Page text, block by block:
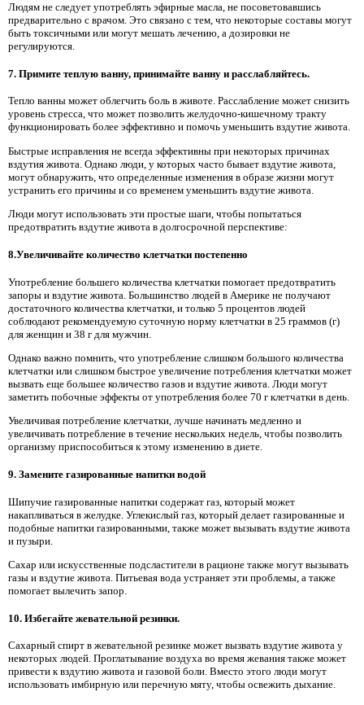
Людям не следует употреблять эфирные масла, не посоветовавшись
предварительно с врачом. Это связано с тем, что некоторые составы могут
быть токсичными или могут мешать лечению, а дозировки не
регулируются.
7. Примите теплую ванну, принимайте ванну и расслабляйтесь.
Тепло ванны может облегчить боль в животе. Расслабление может снизить
уровень стресса, что может позволить желудочно-кишечному тракту
функционировать более эффективно и помочь уменьшить вздутие живота.
Быстрые исправления не всегда эффективны при некоторых причинах
вздутия живота. Однако люди, у которых часто бывает вздутие живота,
могут обнаружить, что определенные изменения в образе жизни могут
устранить его причины и со временем уменьшить вздутие живота.
Люди могут использовать эти простые шаги, чтобы попытаться
предотвратить вздутие живота в долгосрочной перспективе:
8.Увеличивайте количество клетчатки постепенно
Употребление большего количества клетчатки помогает предотвратить
запоры и вздутие живота. Большинство людей в Америке не получают
достаточного количества клетчатки, и только 5 процентов людей
соблюдают рекомендуемую суточную норму клетчатки в 25 граммов (г)
для женщин и 38 г для мужчин.
Однако важно помнить, что употребление слишком большого количества
клетчатки или слишком быстрое увеличение потребления клетчатки может
вызвать еще большее количество газов и вздутие живота. Люди могут
заметить побочные эффекты от употребления более 70 г клетчатки в день.
Увеличивая потребление клетчатки, лучше начинать медленно и
увеличивать потребление в течение нескольких недель, чтобы позволить
организму приспособиться к этому изменению в диете.
9. Замените газированные напитки водой
Шипучие газированные напитки содержат газ, который может
накапливаться в желудке. Углекислый газ, который делает газированные и
подобные напитки газированными, также может вызывать вздутие живота
и пузыри.
Сахар или искусственные подсластители в рационе также могут вызывать
газы и вздутие живота. Питьевая вода устраняет эти проблемы, а также
помогает вылечить запор.
10. Избегайте жевательной резинки.
Сахарный спирт в жевательной резинке может вызвать вздутие живота у
некоторых людей. Проглатывание воздуха во время жевания также может
привести к вздутию живота и газовой боли. Вместо этого люди могут
использовать имбирную или перечную мяту, чтобы освежить дыхание.